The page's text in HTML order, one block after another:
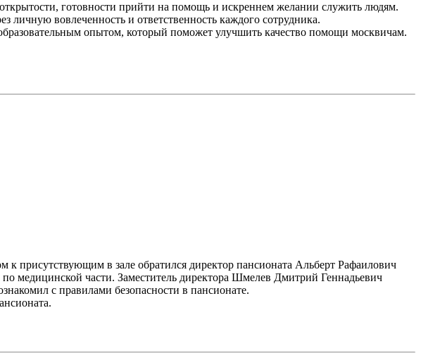
готовности прийти на помощь и искреннем желании служить людям.
вовлеченность и ответственность каждого сотрудника.
опытом, который поможет улучшить качество помощи москвичам.
присутствующим в зале обратился директор пансионата Альберт Рафаилович
медицинской части. Заместитель директора Шмелев Дмитрий Геннадьевич
с правилами безопасности в пансионате.